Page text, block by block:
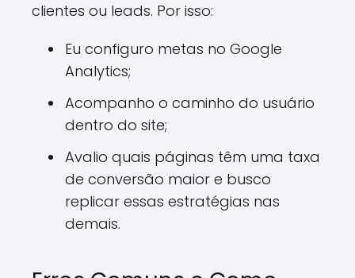
clientes ou leads. Por isso:
Eu configuro metas no Google
Analytics;
Acompanho o caminho do usuário
dentro do site;
Avalio quais páginas têm uma taxa
de conversão maior e busco
replicar essas estratégias nas
demais.